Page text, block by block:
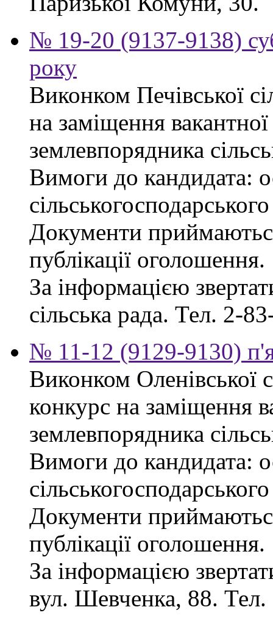
№ 19-20 (9137-9138)
року
Виконком Печівської
на заміщення
землевпорядника
Вимоги до кандидата:
Документи
публікації оголошення.
За інформацією
сільська рада. Тел. 2-
№ 11-12 (9129-9130)
Виконком Оленівської
конкурс на заміщення
землевпорядника
Вимоги до кандидата:
Документи
публікації оголошення.
За інформацією
вул. Шевченка, 88.